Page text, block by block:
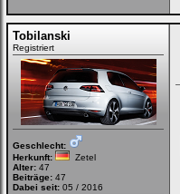
Tobilanski
Registriert
Geschlecht:
Herkunft:
Zetel
Alter: 47
Beiträge: 47
Dabei seit: 05 / 2016